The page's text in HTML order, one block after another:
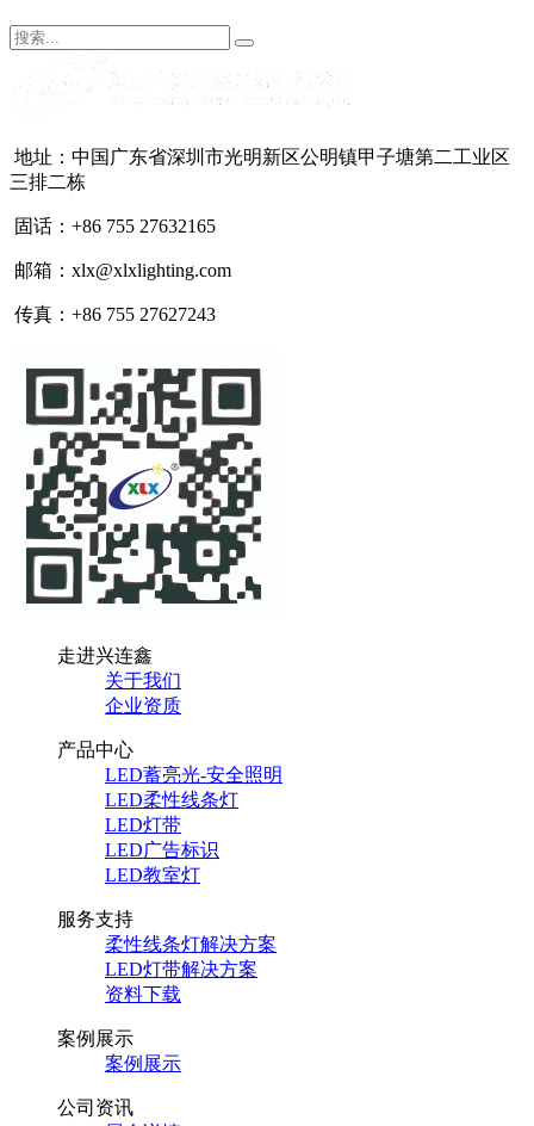
地址：中国广东省深圳市光明新区公明镇甲子塘第二工业区
三排二栋
固话：+86 755 27632165
邮箱：xlx@xlxlighting.com
传真：+86 755 27627243
走进兴连鑫
关于我们
企业资质
产品中心
LED蓄亮光-安全照明
LED柔性线条灯
LED灯带
LED广告标识
LED教室灯
服务支持
柔性线条灯解决方案
LED灯带解决方案
资料下载
案例展示
案例展示
公司资讯